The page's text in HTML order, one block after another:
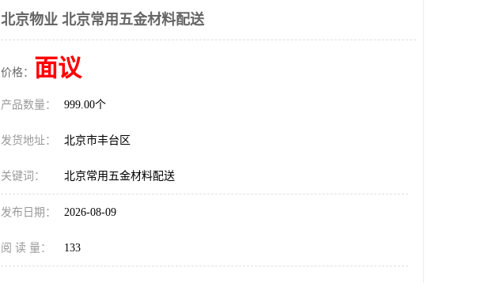
北京物业 北京常用五金材料配送
价格： 面议
产品数量： 999.00个
发货地址： 北京市丰台区
关键词： 北京常用五金材料配送
发布日期： 2026-08-09
阅 读 量： 133